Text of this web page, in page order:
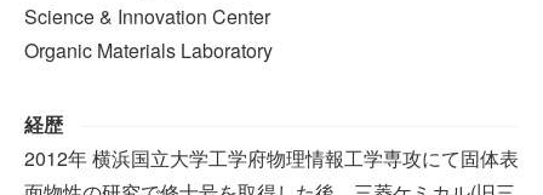
Science & Innovation Center
Organic Materials Laboratory
経歴
2012年 横浜国立大学工学府物理情報工学専攻にて固体表